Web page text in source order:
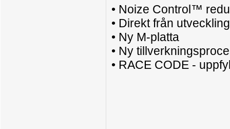
• Noize Control™
• Direkt från
• Ny M-platta
• Ny
• RACE CODE -